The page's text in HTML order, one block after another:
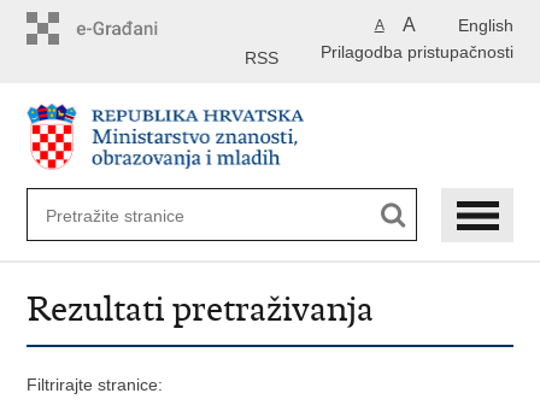
English
A A
Prilagodba pristupačnosti
RSS
Rezultati pretraživanja
Filtrirajte stranice: